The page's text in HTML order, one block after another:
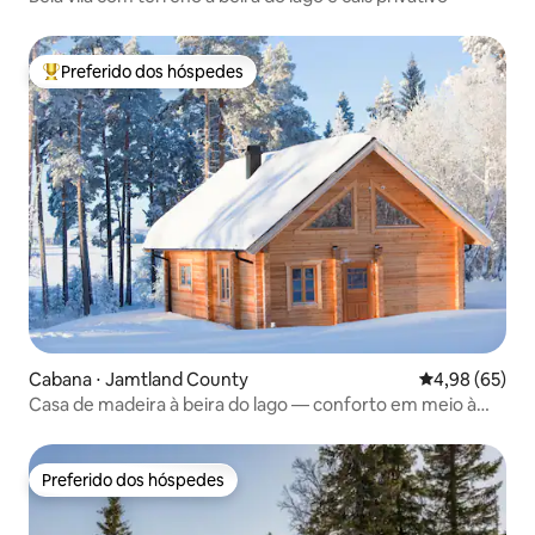
Entre os melhores preferidos dos hóspedes
Preferido dos hóspedes
Cabana ⋅ Jamtland County 4,98 de uma
4,98 (65)
Casa de madeira à beira do lago — conforto em meio à
Preferido dos hóspedes
Preferido dos hóspedes